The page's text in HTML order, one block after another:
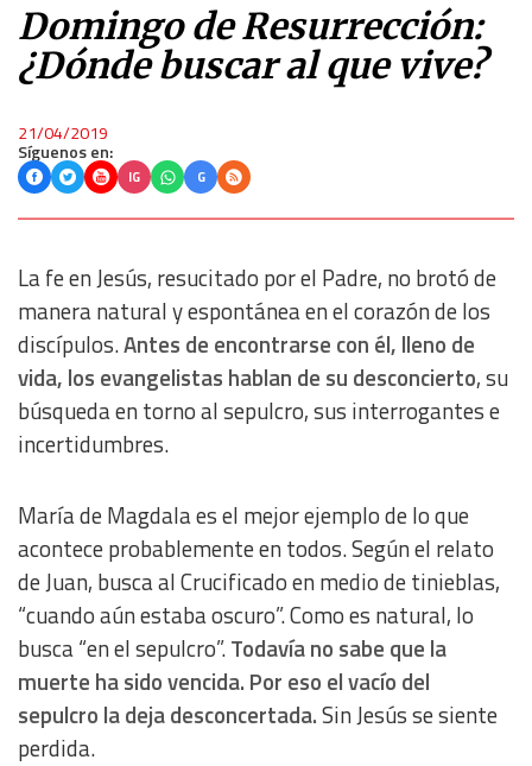
Domingo de Resurrección:
¿Dónde buscar al que vive?
21/04/2019
Síguenos en:
IG G
La fe en Jesús, resucitado por el Padre, no brotó de
manera natural y espontánea en el corazón de los
discípulos.Antes de encontrarse con él, lleno de
vida, los evangelistas hablan de su desconcierto, su
búsqueda en torno al sepulcro, sus interrogantes e
incertidumbres.
María de Magdala es el mejor ejemplo de lo que
acontece probablemente en todos. Según el relato
de Juan, busca al Crucificado en medio de tinieblas,
“cuando aún estaba oscuro”. Como es natural, lo
busca “en el sepulcro”.Todavía no sabe que la
muerte ha sido vencida. Por eso el vacío del
sepulcro la deja desconcertada.Sin Jesús se siente
perdida.